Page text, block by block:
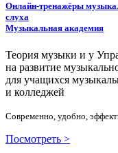
Онлайн-тренажёры
слуха
Музыкальная академия
Теория музыки и у У
на развитие
для учащихся
и колледжей
Современно, удобно,
Посмотреть >